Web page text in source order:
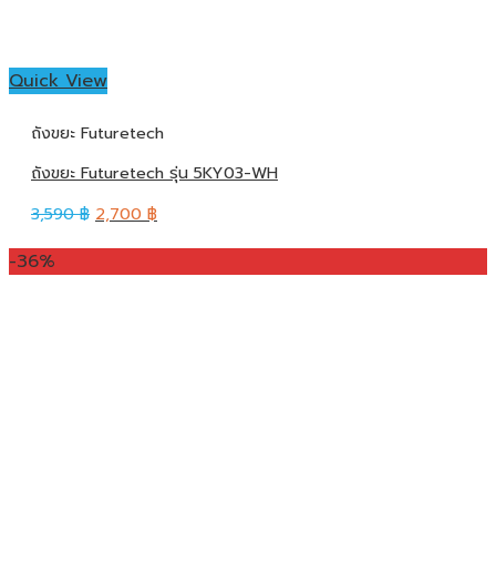
Quick View
ถังขยะ Futuretech
ถังขยะ Futuretech รุ่น 5KY03-WH
3,590฿ 2,700 ฿
-36%